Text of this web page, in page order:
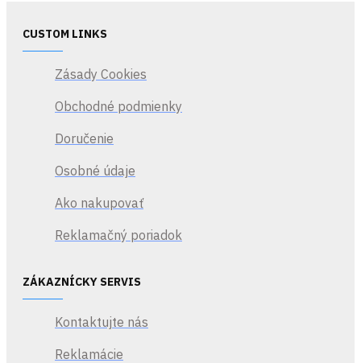
CUSTOM LINKS
Zásady Cookies
Obchodné podmienky
Doručenie
Osobné údaje
Ako nakupovať
Reklamačný poriadok
ZÁKAZNÍCKY SERVIS
Kontaktujte nás
Reklamácie